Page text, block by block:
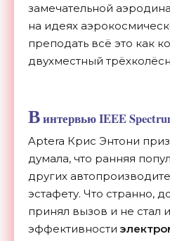
замечательной
на идеях
преподать всё это как
двухместный
Винтервью IEEE
Aptera Крис Энтони
думала, что ранняя
других
эстафету. Что странно,
принял вызов и не стал
эффективности